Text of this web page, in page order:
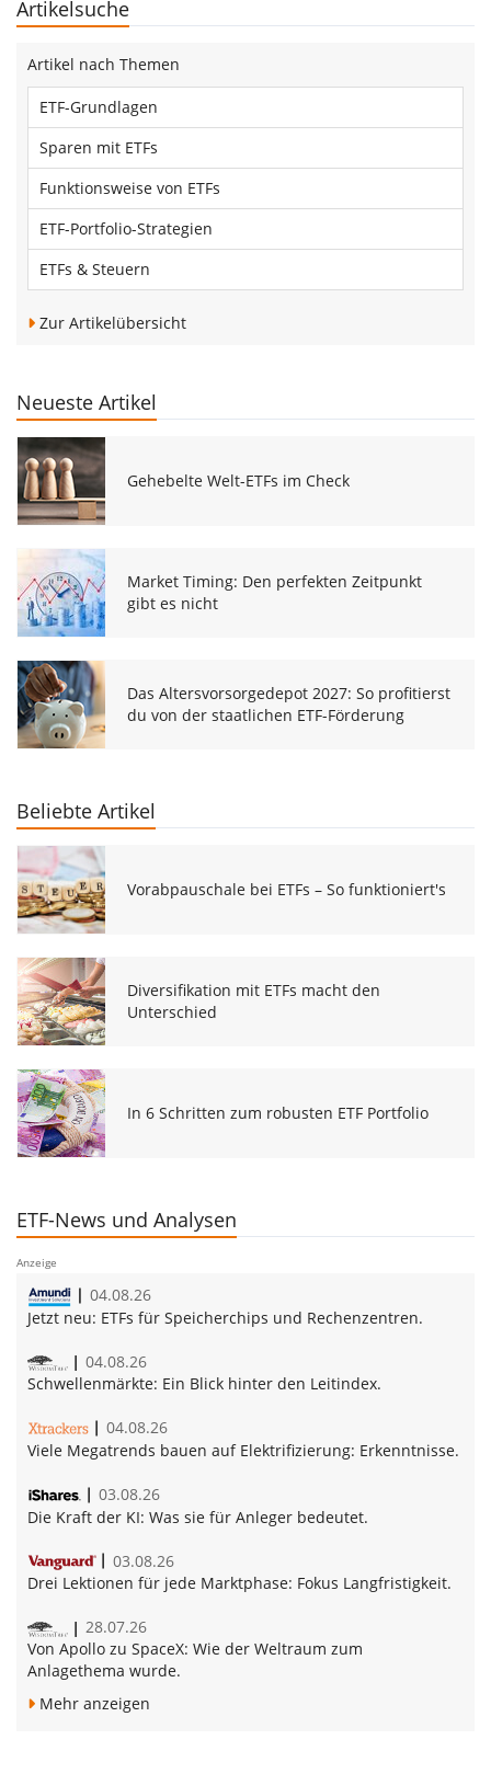
Artikelsuche
Artikel nach Themen
ETF-Grundlagen
Sparen mit ETFs
Funktionsweise von ETFs
ETF-Portfolio-Strategien
ETFs & Steuern
Zur Artikelübersicht
Neueste Artikel
Gehebelte Welt-ETFs im Check
Market Timing: Den perfekten Zeitpunkt
gibt es nicht
Das Altersvorsorgedepot 2027: So profitierst
du von der staatlichen ETF-Förderung
Beliebte Artikel
Vorabpauschale bei ETFs – So funktioniert's
Diversifikation mit ETFs macht den
Unterschied
In 6 Schritten zum robusten ETF Portfolio
ETF-News und Analysen
Anzeige
04.08.26
Jetzt neu: ETFs für Speicherchips und Rechenzentren.
04.08.26
Schwellenmärkte: Ein Blick hinter den Leitindex.
04.08.26
Vie­le Me­ga­trends bau­en auf Elek­tri­fi­zie­rung: Erkenntnisse.
03.08.26
Die Kraft der KI: Was sie für Anleger bedeutet.
03.08.26
Drei Lektionen für jede Marktphase: Fokus Langfristigkeit.
28.07.26
Von Apollo zu SpaceX: Wie der Weltraum zum
Anlagethema wurde.
Mehr anzeigen